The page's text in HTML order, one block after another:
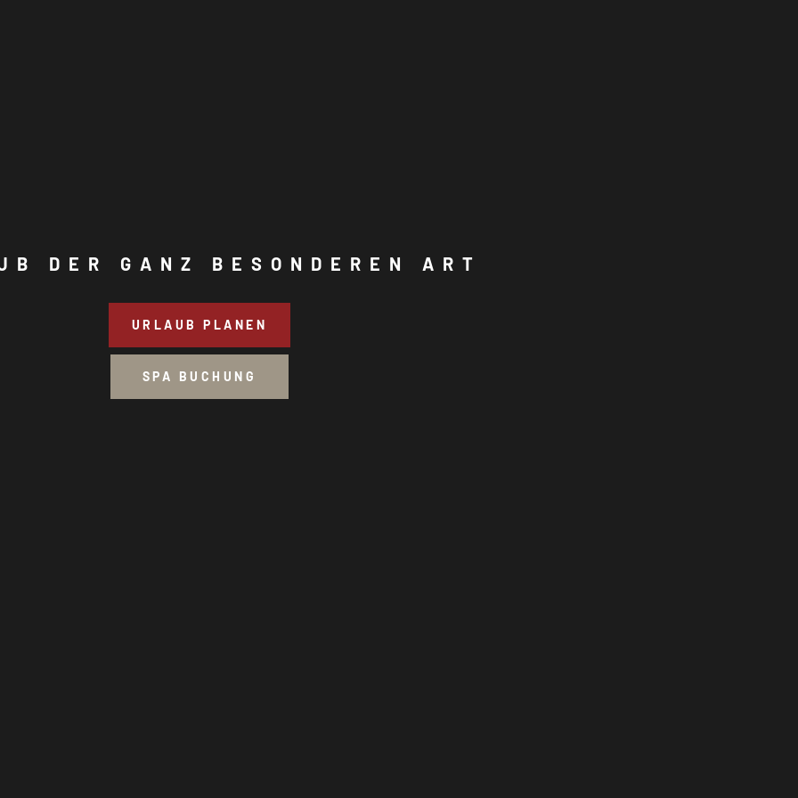
DER GANZ BESONDEREN ART
URLAUB PLANEN
SPA BUCHUNG